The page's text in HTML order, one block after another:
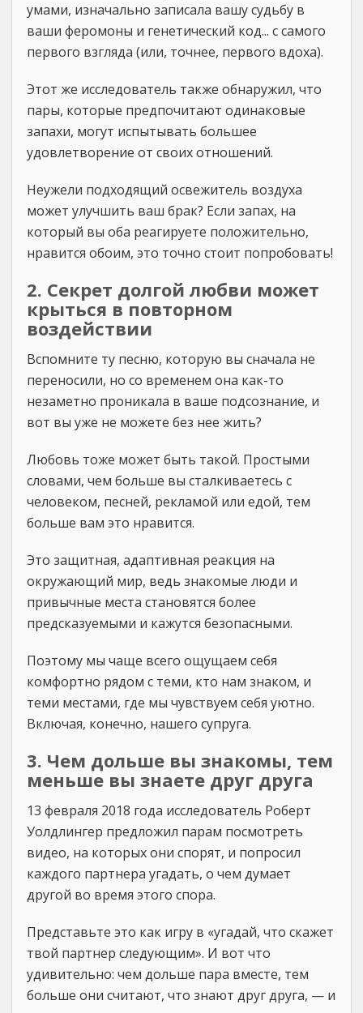
умами, изначально записала вашу судьбу в
ваши феромоны и генетический код... с самого
первого взгляда (или, точнее, первого вдоха).
Этот же исследователь также обнаружил, что
пары, которые предпочитают одинаковые
запахи, могут испытывать большее
удовлетворение от своих отношений.
Неужели подходящий освежитель воздуха
может улучшить ваш брак? Если запах, на
который вы оба реагируете положительно,
нравится обоим, это точно стоит попробовать!
2. Секрет долгой любви может
крыться в повторном
воздействии
Вспомните ту песню, которую вы сначала не
переносили, но со временем она как-то
незаметно проникала в ваше подсознание, и
вот вы уже не можете без нее жить?
Любовь тоже может быть такой. Простыми
словами, чем больше вы сталкиваетесь с
человеком, песней, рекламой или едой, тем
больше вам это нравится.
Это защитная, адаптивная реакция на
окружающий мир, ведь знакомые люди и
привычные места становятся более
предсказуемыми и кажутся безопасными.
Поэтому мы чаще всего ощущаем себя
комфортно рядом с теми, кто нам знаком, и
теми местами, где мы чувствуем себя уютно.
Включая, конечно, нашего супруга.
3. Чем дольше вы знакомы, тем
меньше вы знаете друг друга
13 февраля 2018 года исследователь Роберт
Уолдлингер предложил парам посмотреть
видео, на которых они спорят, и попросил
каждого партнера угадать, о чем думает
другой во время этого спора.
Представьте это как игру в «угадай, что скажет
твой партнер следующим». И вот что
удивительно: чем дольше пара вместе, тем
больше они считают, что знают друг друга, — и